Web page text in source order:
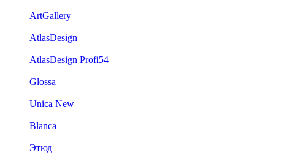
ArtGallery
AtlasDesign
AtlasDesign Profi54
Glossa
Unica New
Blanca
Этюд